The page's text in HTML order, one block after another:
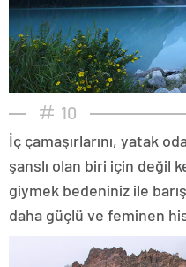
10
İç çamaşırlarını, yatak
şanslı olan biri için değil
giymek bedeniniz ile
daha güçlü ve feminen